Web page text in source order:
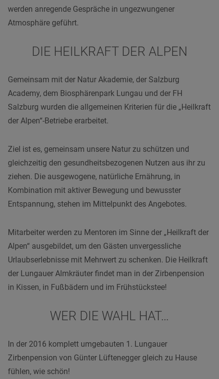
werden anregende Gespräche in ungezwungener
Atmosphäre geführt.
DIE HEILKRAFT DER ALPEN
Gemeinsam mit der Natur Akademie, der Salzburg
Academy, dem Biosphärenpark Lungau und der FH
Salzburg wurden die allgemeinen Kriterien für die „Heilkraft
der Alpen“-Betriebe erarbeitet.
Ziel ist es, gemeinsam unsere Natur zu schützen und
gleichzeitig den gesundheitsbezogenen Nutzen aus ihr zu
ziehen. Die ausgewogene, natürliche Ernährung, in
Kombination mit aktiver Bewegung und bewusster
Entspannung, stehen im Mittelpunkt des Angebotes.
Mitarbeiter werden zu Mentoren im Sinne der „Heilkraft der
Alpen“ ausgebildet, um den Gästen unvergessliche
Urlaubserlebnisse mit Mehrwert zu schenken. Die Heilkraft
der Lungauer Almkräuter findet man in der Zirbenpension
in Kissen, in Fußbädern und im Frühstückstee!
WER DIE WAHL HAT…
In der 2016 komplett umgebauten 1. Lungauer
Zirbenpension von Günter Lüftenegger gleich zu Hause
fühlen, wie schön!